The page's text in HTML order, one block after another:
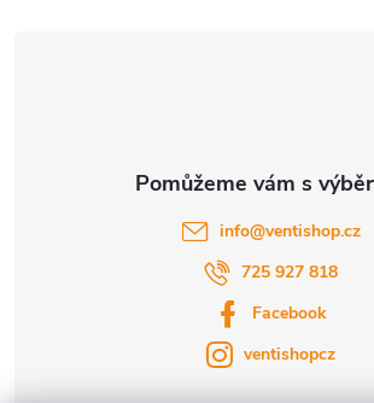
info@ventishop.cz
725 927 818
Facebook
ventishopcz